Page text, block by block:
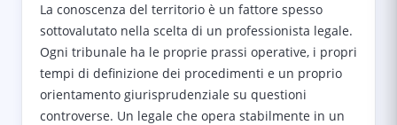
La conoscenza del territorio è un fattore spesso
sottovalutato nella scelta di un professionista legale.
Ogni tribunale ha le proprie prassi operative, i propri
tempi di definizione dei procedimenti e un proprio
orientamento giurisprudenziale su questioni
controverse. Un legale che opera stabilmente in un